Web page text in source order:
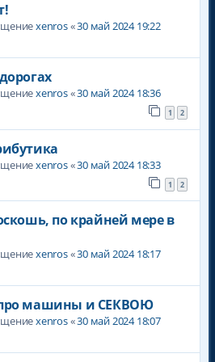
xenros«30 май 2024 19:22
xenros«30 май 2024 18:36
1 2
xenros«30 май 2024 18:33
1 2
по крайней мере в
xenros«30 май 2024 18:17
машины и СЕКВОЮ
xenros«30 май 2024 18:07